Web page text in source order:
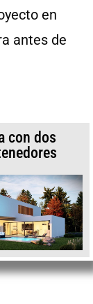
en
antes de
con dos